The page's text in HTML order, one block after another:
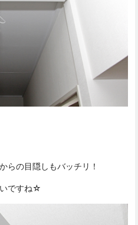
らの目隠しもバッチリ！
ですね☆